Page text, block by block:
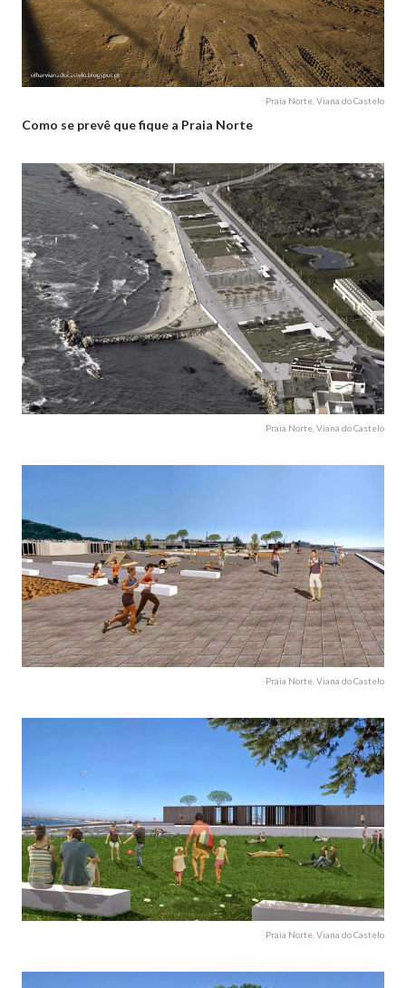
Praia Norte, Viana do Castelo
Como se prevê que fique a Praia Norte
Praia Norte, Viana do Castelo
Praia Norte, Viana do Castelo
Praia Norte, Viana do Castelo